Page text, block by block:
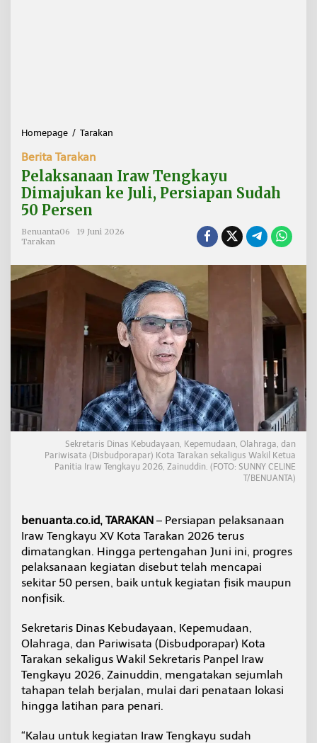
Homepage / Tarakan
a
k
s
a
r
T
e
g
a
y
u
D
i
m
a
a
n
k
e
J
u
P
e
r
i
a
p
n
Berita Tarakan
Pelaksanaan Iraw Tengkayu
Dimajukan ke Juli, Persiapan Sudah
50 Persen
Benuanta06
19 Juni 2026
Tarakan
Sekretaris Dinas Kebudayaan, Kepemudaan, Olahraga, dan
Pariwisata (Disbudporapar) Kota Tarakan sekaligus Wakil Ketua
Panitia Iraw Tengkayu 2026, Zainuddin. (FOTO: SUNNY CELINE
T/BENUANTA)
benuanta.co.id, TARAKAN – Persiapan pelaksanaan
Iraw Tengkayu XV Kota Tarakan 2026 terus
dimatangkan. Hingga pertengahan Juni ini, progres
pelaksanaan kegiatan disebut telah mencapai
sekitar 50 persen, baik untuk kegiatan fisik maupun
nonfisik.
Sekretaris Dinas Kebudayaan, Kepemudaan,
Olahraga, dan Pariwisata (Disbudporapar) Kota
Tarakan sekaligus Wakil Sekretaris Panpel Iraw
Tengkayu 2026, Zainuddin, mengatakan sejumlah
tahapan telah berjalan, mulai dari penataan lokasi
hingga latihan para penari.
“Kalau untuk kegiatan Iraw Tengkayu sudah